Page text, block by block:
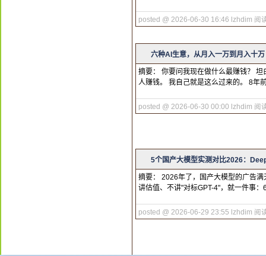
posted @ 2026-06-30 16:46 lzhdim 阅
六种AI生意，从月入一万到月入十万
摘要： 你要问我现在做什么最赚钱？
人赚钱。 我自己就是这么过来的。 8年
posted @ 2026-06-30 00:00 lzhdim 阅
5个国产大模型实测对比2026：
摘要： 2026年了，国产大模型的广告
讲估值、不讲"对标GPT-4"，就一件事
posted @ 2026-06-29 23:55 lzhdim 阅